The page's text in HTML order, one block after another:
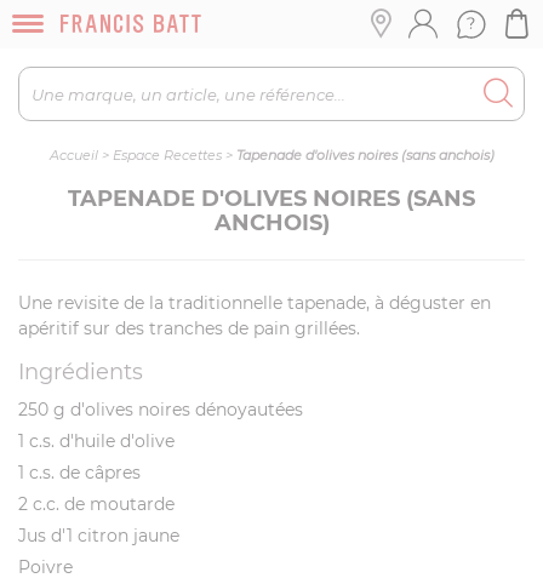
Accueil> Espace Recettes> Tapenade d'olives noires (sans anchois)
TAPENADE D'OLIVES NOIRES (SANS
ANCHOIS)
Une revisite de la traditionnelle tapenade, à déguster en
apéritif sur des tranches de pain grillées.
Ingrédients
250 g d'olives noires dénoyautées
1 c.s. d'huile d'olive
1 c.s. de câpres
2 c.c. de moutarde
Jus d'1 citron jaune
Poivre